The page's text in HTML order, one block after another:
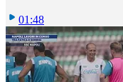
01:48